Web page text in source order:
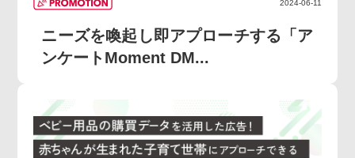
2024-06-11
ニーズを喚起し即アプローチする「ア
ンケートMoment DM...